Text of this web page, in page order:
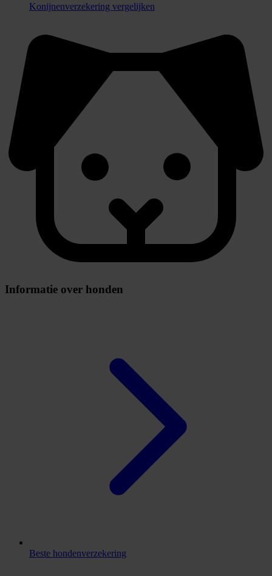
Konijnenverzekering vergelijken
Informatie over honden
Beste hondenverzekering